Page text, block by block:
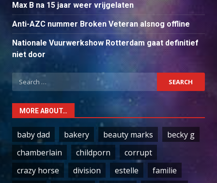
Max B na 15 jaar weer vrijgelaten
Anti-AZC nummer Broken Veteran alsnog offline
Nationale Vuurwerkshow Rotterdam gaat definitief
niet door
Search
for:
MORE ABOUT…
baby dad bakery beauty marks
becky g
chamberlain
childporn
corrupt
crazy horse
division estelle
familie